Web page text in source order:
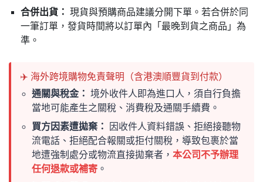
合併出貨： 現貨與預購商品建議分開下單。若合併於同
一筆訂單，發貨時間將以訂單內「最晚到貨之商品」為
準。
✈️ 海外跨境購物免責聲明（含港澳順豐貨到付款）
通關與稅金： 境外收件人即為進口人，須自行負擔
當地可能產生之關稅、消費稅及通關手續費。
買方因素遭拋棄：
因收件人資料錯誤、拒絕接聽物
流電話、拒絕配合報關或拒付關稅，導致包裹於當
地遭強制處分或物流直接拋棄者， 本公司不予辦理
任何退款或補寄 。